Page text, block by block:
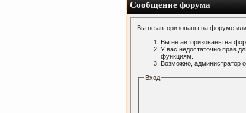
Сообщение форума
Вы не авторизованы на форуме или
Вы не авторизованы на
У вас недостаточно прав
функциям.
Возможно, администратор
Вход